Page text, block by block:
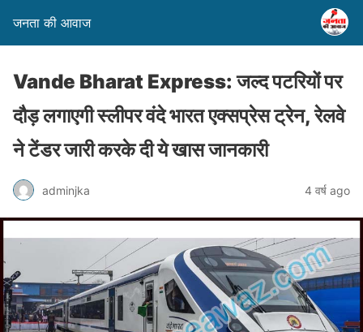
जनता की आवाज
Vande Bharat Express: जल्द पटरियों पर
दौड़ लगाएगी स्लीपर वंदे भारत एक्सप्रेस ट्रेन, रेलवे
ने टेंडर जारी करके दी ये खास जानकारी
adminjka 4 वर्ष ago